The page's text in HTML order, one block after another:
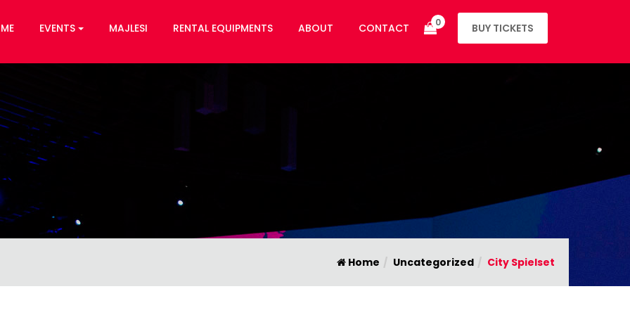
0 BUY TICKETS
EVENTS MAJLESI RENTAL EQUIPMENTS ABOUT CONTACT
Home Uncategorized City Spielset